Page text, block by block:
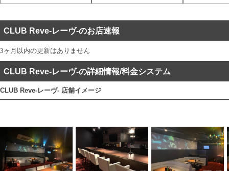
CLUB Reve-レーヴ-のお店速報
3ヶ月以内の更新はありません
CLUB Reve-レーヴ-の詳細情報/料金システム
CLUB Reve-レーヴ- 店舗イメージ